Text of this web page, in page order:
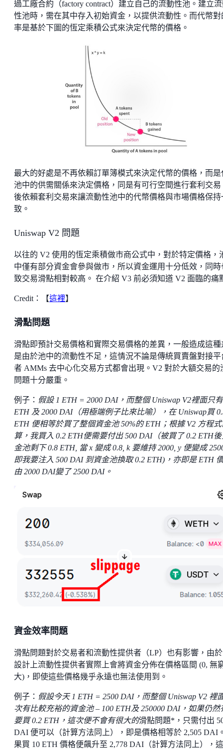
過工廠合約（factory contract）建立自己的流動性池。建立
性池時，需在其中存入初始資金，以提供流動性。而代幣對
率是基於下圖的恆定乘積公式來決定代幣的價格。
最大的好處是不再依賴訂單簿模式來決定代幣的價格，而是
池中的供需關係來決定價格，同是有可行空間進行套利交易
後依賴套利交易來讓流動性池中的代幣價格與市場價格保持
致。
Uniswap V2 問題
以往的 V2 使用的恆定乘積做市商公式中，對於特定價格，
中僅有部分資金會參與做市，所以資金運用十分低效，同時
致交易滑點相對較高。 在介紹 V3 前必須知道 V2 面臨的痛
Credit：【這裡】
滑點問題
滑點即預計交易價格和實際交易價格的差異，一般造成這種
是由於池中的流動性不足，這情況不論是傳統買賣盤對接平
者 AMMs 去中心化交易方式都會出現。V2 對於大額交易的
問題十分嚴重。
例子： 假設 1 ETH = 2000 DAI，而整個 Uniswap V2裡面只
ETH 及 2000 DAI（用極端例子比來比喻），在 Uniswap買
ETH 便相等於買了整個資金池 50%的 ETH；根據 V2 方程
算，我買入 0.2 ETH便需要付出 500 DAI（被買了 0.2 ETH
金池剩下 0.8 ETH, 當 x 變成 0.8, k 要維持 2000, y 便變成
即我要注入 500 DAI 到資金池換取 0.2 ETH)，亦即是 ETH
由 2000 DAI變了 2500 DAI。
資金效率問題
滑點問題對於交易者和流動性提供者（LP）也有影響，由
設計上流動性提供者實際上會將資金分佈在價格區間 (0, 無
大)，即使這些價格幾乎永遠也無法使用到。
例子： 假設今天 1 ETH = 2500 DAI，而整個 Uniswap V2 裡
次有比較充裕的資金池 – 100 ETH及 250000 DAI，如果仍然
要買 0.2 ETH，這次便不會有很大的滑點問題*，只需付出
DAI 便可以（計算方法同上），即是價格相等於 2,505 DAI
果買 10 ETH 價格便飆升至 2,778 DAI（計算方法同上），